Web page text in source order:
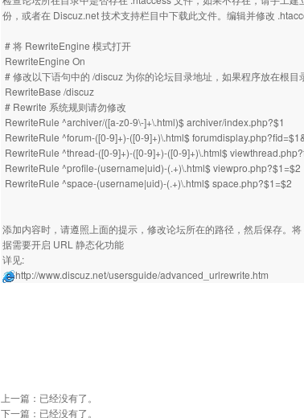
份，或者在 Discuz.net 技术支持栏目中下载此文件。编辑并修改
# 将 RewriteEngine 模式打开
RewriteEngine On
# 修改以下语句中的 /discuz 为你的论坛目录地址，如果程序放在根目
RewriteBase /discuz
# Rewrite 系统规则请勿修改
RewriteRule ^archiver/([a-z0-9\-]+\.html)$ archiver/index.php?$1
RewriteRule ^forum-([0-9]+)-([0-9]+)\.html$
RewriteRule ^thread-([0-9]+)-([0-9]+)-([0-9]+)\.html$
RewriteRule ^profile-(username|uid)-(.+)\.html$ viewpro.php?$1=$2
RewriteRule ^space-(username|uid)-(.+)\.html$ space.php?$1=$2
添加内容时，请遵照上面的提示，修改论坛所在的路径，然后保存。
据需要开启 URL 静态化功能
详见:
http://www.discuz.net/usersguide/advanced_urlrewrite.htm
上一篇：已经没有了。
下一篇：已经没有了。